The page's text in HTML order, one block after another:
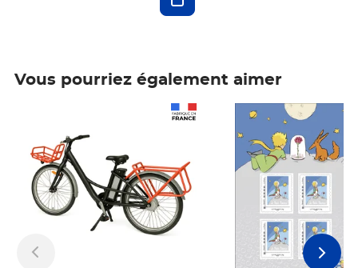
Vous pourriez également aimer
Prix 7,50€